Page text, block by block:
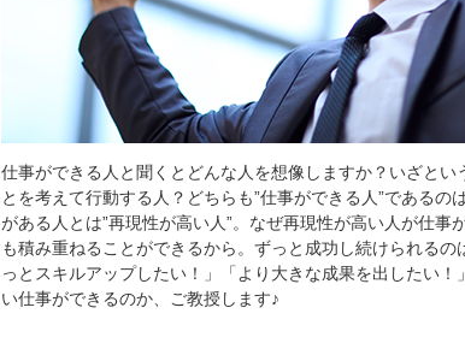
仕事ができる人と聞くとどんな人を想像しますか？いざとい
とを考えて行動する人？どちらも”仕事ができる人”である
がある人とは”再現性が高い人”。なぜ再現性が高い人が仕事
も積み重ねることができるから。ずっと成功し続けられる
っとスキルアップしたい！」「より大きな成果を出したい
い仕事ができるのか、ご教授します♪